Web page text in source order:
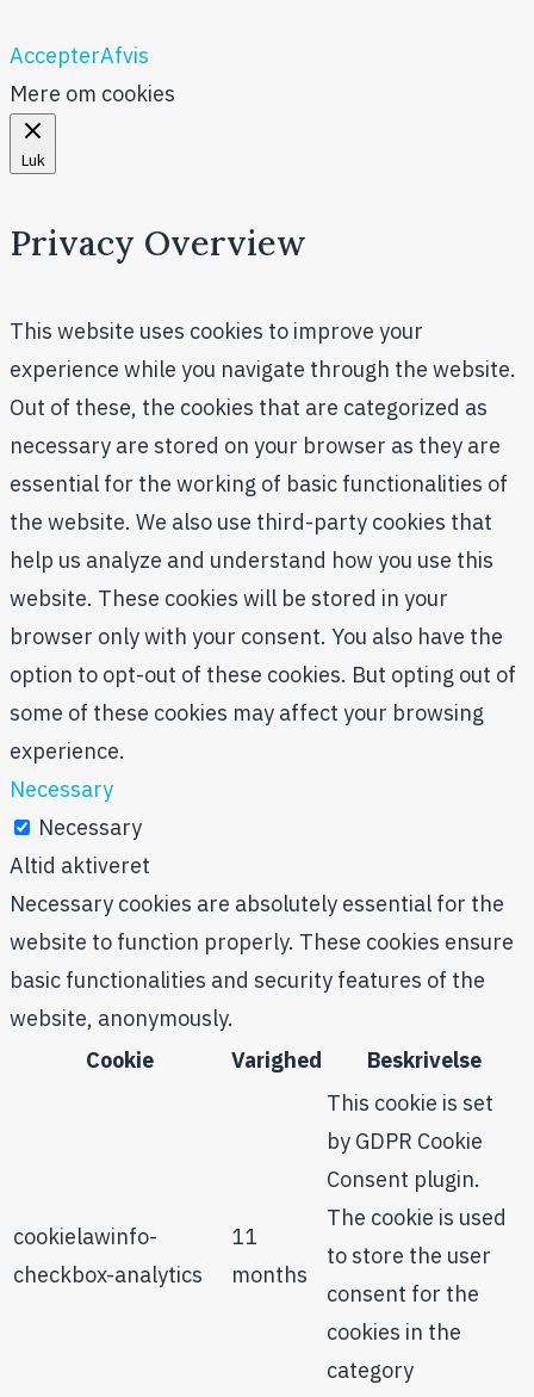
AccepterAfvis
Mere om cookies
Luk
Privacy Overview
This website uses cookies to improve your
experience while you navigate through the website.
Out of these, the cookies that are categorized as
necessary are stored on your browser as they are
essential for the working of basic functionalities of
the website. We also use third-party cookies that
help us analyze and understand how you use this
website. These cookies will be stored in your
browser only with your consent. You also have the
option to opt-out of these cookies. But opting out of
some of these cookies may affect your browsing
experience.
Necessary
Necessary
Altid aktiveret
Necessary cookies are absolutely essential for the
website to function properly. These cookies ensure
basic functionalities and security features of the
website, anonymously.
Cookie
Varighed Beskrivelse
cookielawinfo-
checkbox-analytics
11
months
This cookie is set
by GDPR Cookie
Consent plugin.
The cookie is used
to store the user
consent for the
cookies in the
category